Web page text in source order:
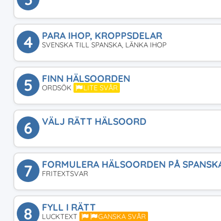
4 PARA IHOP, KROPPSDELAR
SVENSKA TILL SPANSKA, LÄNKA IHOP
5 FINN HÄLSOORDEN
ORDSÖK LITE SVÅR
6 VÄLJ RÄTT HÄLSOORD
7 FORMULERA HÄLSOORDEN PÅ
FRITEXTSVAR
8 FYLL I RÄTT
LUCKTEXT GANSKA SVÅR